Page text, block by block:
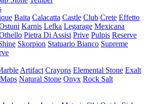
Baita Calacatta Castle Club Crete Effetto
Karnis Lefka Legarage Mexicana
Pietra Di Assisi Prive Pulpis Reserve
Skorpion Statuario Bianco Supreme
Artifact Crayons Elemental Stone Exalt
Maps Natural Stone Onyx Rock Salt